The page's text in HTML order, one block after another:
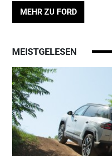
MEHR ZU FORD
MEISTGELESEN